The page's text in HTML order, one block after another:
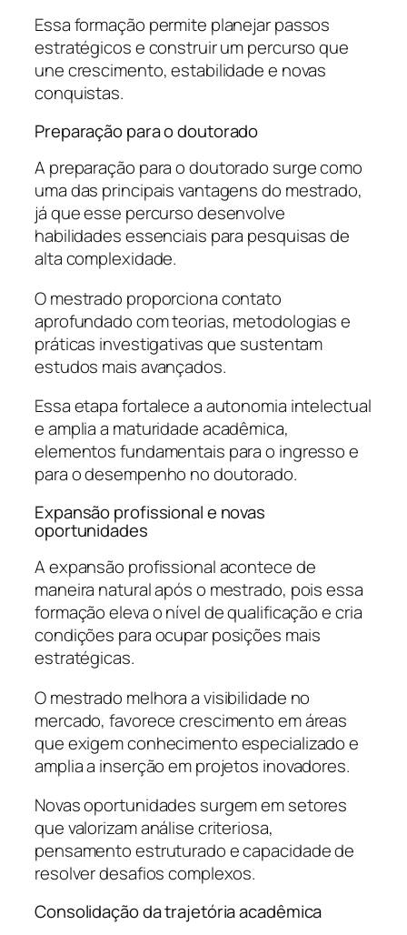
Essa formação permite planejar passos
estratégicos e construir um percurso que
une crescimento, estabilidade e novas
conquistas.
Preparação para o doutorado
A preparação para o doutorado surge como
uma das principais vantagens do mestrado,
já que esse percurso desenvolve
habilidades essenciais para pesquisas de
alta complexidade.
O mestrado proporciona contato
aprofundado com teorias, metodologias e
práticas investigativas que sustentam
estudos mais avançados.
Essa etapa fortalece a autonomia intelectual
e amplia a maturidade acadêmica,
elementos fundamentais para o ingresso e
para o desempenho no doutorado.
Expansão profissional e novas
oportunidades
A expansão profissional acontece de
maneira natural após o mestrado, pois essa
formação eleva o nível de qualificação e cria
condições para ocupar posições mais
estratégicas.
O mestrado melhora a visibilidade no
mercado, favorece crescimento em áreas
que exigem conhecimento especializado e
amplia a inserção em projetos inovadores.
Novas oportunidades surgem em setores
que valorizam análise criteriosa,
pensamento estruturado e capacidade de
resolver desafios complexos.
Consolidação da trajetória acadêmica